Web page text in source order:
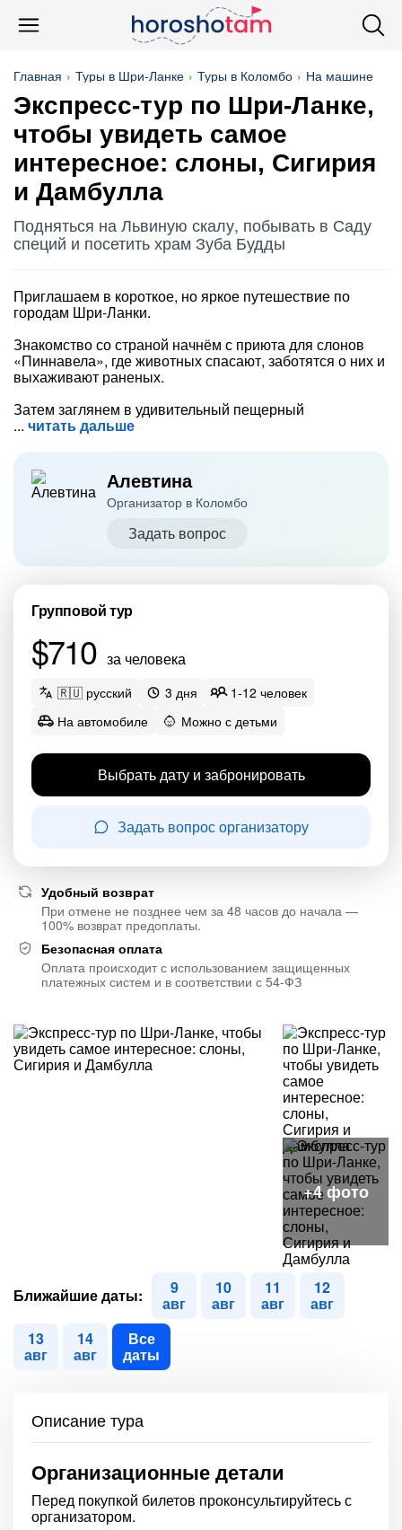
Главная Туры в Шри-Ланке Туры в Коломбо На машине
Экспресс-тур по Шри-Ланке,
чтобы увидеть самое
интересное: слоны, Сигирия
и Дамбулла
Подняться на Львиную скалу, побывать в Саду
специй и посетить храм Зуба Будды
Приглашаем в короткое, но яркое путешествие по
городам Шри-Ланки.
Знакомство со страной начнём с приюта для слонов
«Пиннавела», где животных спасают, заботятся о них и
выхаживают раненых.
Затем заглянем в удивительный пещерный
читать дальше
Алевтина
Организатор в Коломбо
Задать вопрос
Групповой тур
$710 за человека
🇷🇺 русский 3 дня
1-12 человек
На автомобиле
Можно с детьми
Выбрать дату и забронировать
Задать вопрос организатору
Удобный возврат
При отмене не позднее чем за 48 часов до начала —
100% возврат предоплаты.
Безопасная оплата
Оплата происходит с использованием защищенных
платежных систем и в соответствии с 54-ФЗ
Ближайшие даты: 9
авг
10
авг
11
авг
12
авг
13
авг
14
авг
Все
даты
Описание тура
Организационные детали
Перед покупкой билетов проконсультируйтесь с
организатором.